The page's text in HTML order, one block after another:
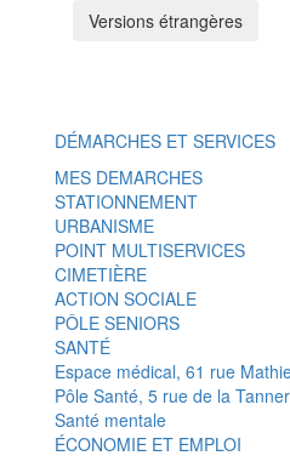
Versions étrangères
DÉMARCHES ET SERVICES
MES DEMARCHES
STATIONNEMENT
URBANISME
POINT MULTISERVICES
CIMETIÈRE
ACTION SOCIALE
PÔLE SENIORS
SANTÉ
Espace médical, 61 rue
Pôle Santé, 5 rue de la
Santé mentale
ÉCONOMIE ET EMPLOI